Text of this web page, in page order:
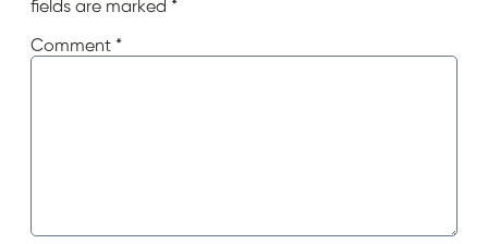
fields are marked *
Comment *